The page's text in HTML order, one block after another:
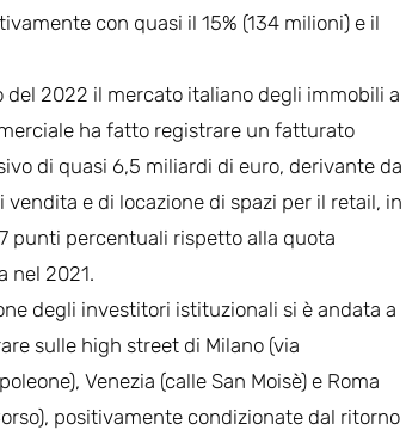
con quasi il 15% (134 milioni) e il
del 2022 il mercato italiano degli immobili a
ha fatto registrare un fatturato
di quasi 6,5 miliardi di euro, derivante da
e di locazione di spazi per il retail, in
punti percentuali rispetto alla quota
nel 2021.
degli investitori istituzionali si è andata a
sulle high street di Milano (via
Venezia (calle San Moisè) e Roma
positivamente condizionate dal ritorno